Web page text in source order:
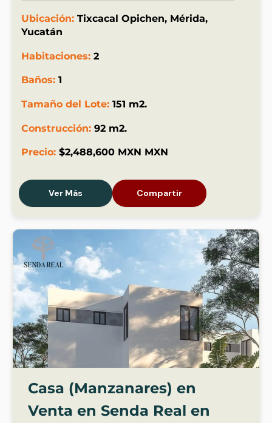
Ubicación: Tixcacal Opichen, Mérida,
Yucatán
Habitaciones: 2
Baños: 1
Tamaño del Lote: 151 m2.
Construcción: 92 m2.
Precio: $2,488,600 MXN MXN
Ver Más Compartir
Casa (Manzanares) en
Venta en Senda Real en